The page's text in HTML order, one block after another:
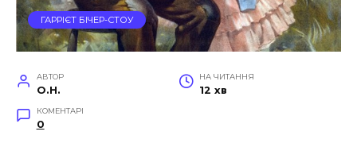
ГАРРІЄТ БІЧЕР-СТОУ
АВТОР
O.H.
НА ЧИТАННЯ
12 хв
КОМЕНТАРІ
0